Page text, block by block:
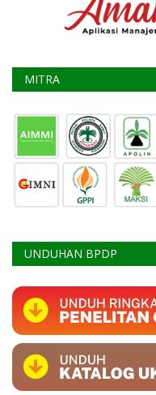
MITRA
UNDUHAN BPDP